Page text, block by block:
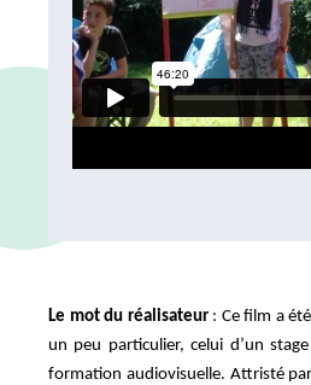
Le mot du réalisateur: Ce film a
un peu particulier, celui d’un
formation audiovisuelle. Attristé